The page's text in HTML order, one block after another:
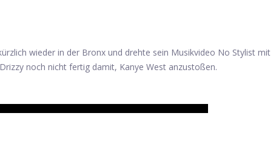
wieder in der Bronx und drehte sein Musikvideo No Stylist mit
noch nicht fertig damit, Kanye West anzustoßen.